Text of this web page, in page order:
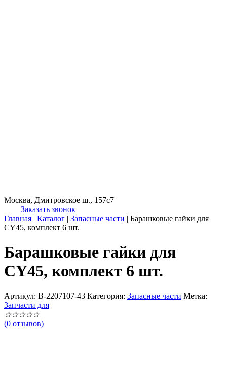
Москва, Дмитровское ш., 157с7
Заказать звонок
Главная | Каталог | Запасные части | Барашковые гайки для
CY45, комплект 6 шт.
Барашковые гайки для
CY45, комплект 6 шт.
Артикул: B-2207107-43 Категория: Запасные части Метка:
Запчасти для
☆☆☆☆☆
(0 отзывов)